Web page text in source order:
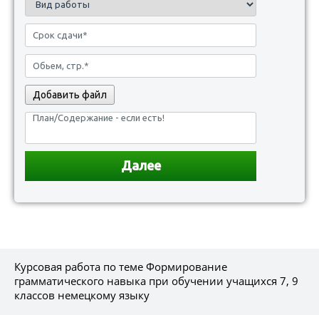
Добавить файл
Курсовая работа по теме Формирование
грамматического навыка при обучении учащихся 7, 9
классов немецкому языку